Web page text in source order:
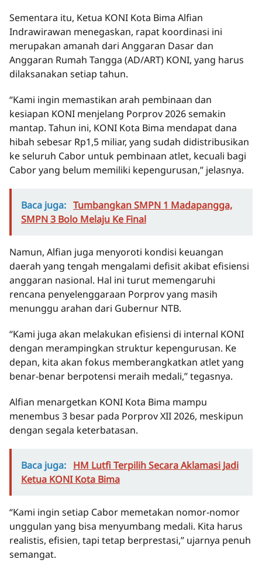
Sementara itu, Ketua KONI Kota Bima Alfian
Indrawirawan menegaskan, rapat koordinasi ini
merupakan amanah dari Anggaran Dasar dan
Anggaran Rumah Tangga (AD/ART) KONI, yang harus
dilaksanakan setiap tahun.
“Kami ingin memastikan arah pembinaan dan
kesiapan KONI menjelang Porprov 2026 semakin
mantap. Tahun ini, KONI Kota Bima mendapat dana
hibah sebesar Rp1,5 miliar, yang sudah didistribusikan
ke seluruh Cabor untuk pembinaan atlet, kecuali bagi
Cabor yang belum memiliki kepengurusan,” jelasnya.
Baca juga: Tumbangkan SMPN 1 Madapangga,
SMPN 3 Bolo Melaju Ke Final
Namun, Alfian juga menyoroti kondisi keuangan
daerah yang tengah mengalami defisit akibat efisiensi
anggaran nasional. Hal ini turut memengaruhi
rencana penyelenggaraan Porprov yang masih
menunggu arahan dari Gubernur NTB.
“Kami juga akan melakukan efisiensi di internal KONI
dengan merampingkan struktur kepengurusan. Ke
depan, kita akan fokus memberangkatkan atlet yang
benar-benar berpotensi meraih medali,” tegasnya.
Alfian menargetkan KONI Kota Bima mampu
menembus 3 besar pada Porprov XII 2026, meskipun
dengan segala keterbatasan.
Baca juga: HM Lutfi Terpilih Secara Aklamasi Jadi
Ketua KONI Kota Bima
“Kami ingin setiap Cabor memetakan nomor-nomor
unggulan yang bisa menyumbang medali. Kita harus
realistis, efisien, tapi tetap berprestasi,” ujarnya penuh
semangat.